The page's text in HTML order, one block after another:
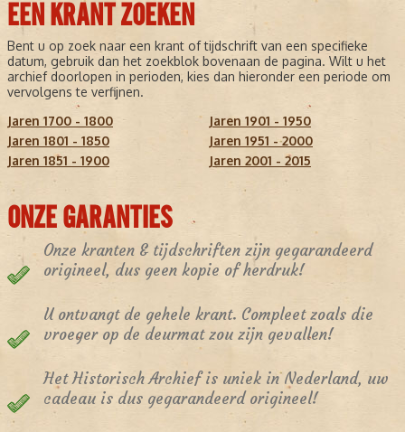
EEN KRANT ZOEKEN
Bent u op zoek naar een krant of tijdschrift van een specifieke
datum, gebruik dan het zoekblok bovenaan de pagina. Wilt u het
archief doorlopen in perioden, kies dan hieronder een periode om
vervolgens te verfijnen.
Jaren 1700 - 1800
Jaren 1801 - 1850
Jaren 1851 - 1900
Jaren 1901 - 1950
Jaren 1951 - 2000
Jaren 2001 - 2015
ONZE GARANTIES
Onze kranten & tijdschriften zijn gegarandeerd
origineel, dus geen kopie of herdruk!
U ontvangt de gehele krant. Compleet zoals die
vroeger op de deurmat zou zijn gevallen!
Het Historisch Archief is uniek in Nederland, uw
cadeau is dus gegarandeerd origineel!